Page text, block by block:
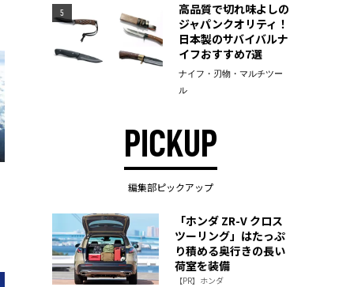
5
高品質で切れ味よしの
ジャパンクオリティ！
日本製のサバイバルナ
イフおすすめ7選
ナイフ・刃物・マルチツー
ル
PICKUP
編集部ピックアップ
「ホンダ ZR-V クロス
ツーリング」はたっぷ
り積める奥行きの長い
荷室を装備
【PR】ホンダ